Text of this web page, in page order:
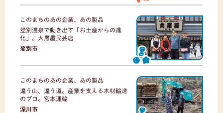
このまちのあの企業、あの製品
登別温泉で動き出す「お土産からの進
化」。大黒屋民芸店
登別市
このまちのあの企業、あの製品
違う山、違う道。産業を支える木材輸送
のプロ。宮本運輸
深川市